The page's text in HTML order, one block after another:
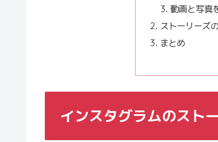
動画と写真
ストーリーズ
まとめ
インスタグラムのスト